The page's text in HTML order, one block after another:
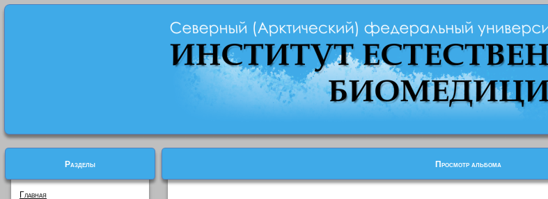
Разделы
Главная
Просмотр альбома